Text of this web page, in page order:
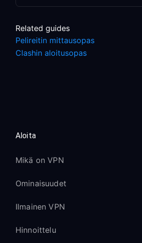
Related guides
Pelireitin mittausopas
Clashin aloitusopas
Aloita
Mikä on VPN
Ominaisuudet
Ilmainen VPN
Hinnoittelu